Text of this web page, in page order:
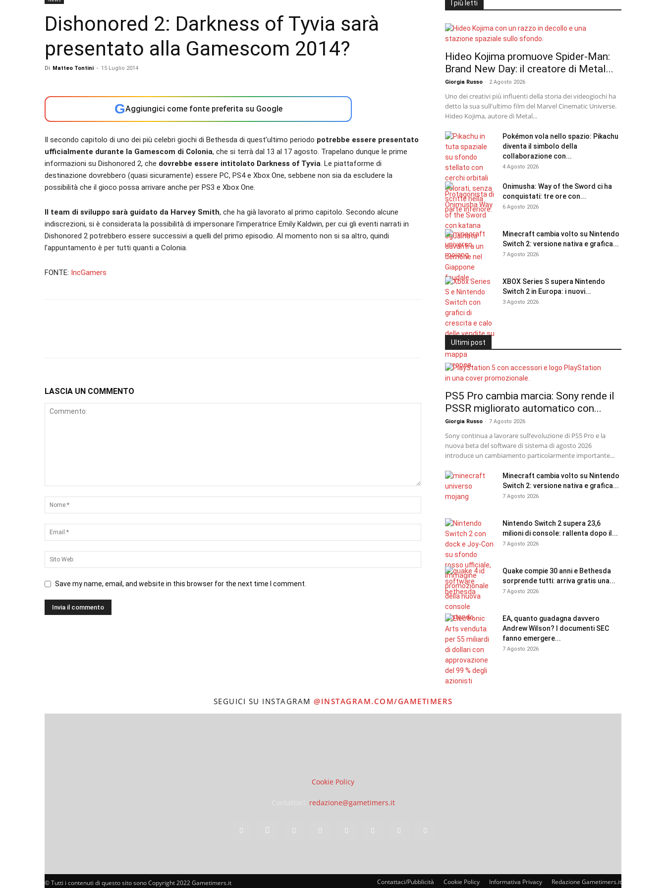
Dishonored 2: Darkness of Tyvia sarà
presentato alla Gamescom 2014?
Di Matteo Tontini - 15 Luglio 2014
GAggiungici come fonte preferita su Google
Il secondo capitolo di uno dei più celebri giochi di Bethesda di quest’ultimo periodo potrebbe essere presentato
ufficialmente durante la Gamescom di Colonia, che si terrà dal 13 al 17 agosto. Trapelano dunque le prime
informazioni su Dishonored 2, che dovrebbe essere intitolato Darkness of Tyvia. Le piattaforme di
destinazione dovrebbero (quasi sicuramente) essere PC, PS4 e Xbox One, sebbene non sia da escludere la
possibilità che il gioco possa arrivare anche per PS3 e Xbox One.
Il team di sviluppo sarà guidato da Harvey Smith, che ha già lavorato al primo capitolo. Secondo alcune
indiscrezioni, si è considerata la possibilità di impersonare l’imperatrice Emily Kaldwin, per cui gli eventi narrati in
Dishonored 2 potrebbero essere successivi a quelli del primo episodio. Al momento non si sa altro, quindi
l’appuntamento è per tutti quanti a Colonia.
FONTE: IncGamers
LASCIA UN COMMENTO
Save my name, email, and website in this browser for the next time I comment.
I più letti
Hideo Kojima promuove Spider-Man:
Brand New Day: il creatore di Metal...
Giorgia Russo - 2 Agosto 2026
Uno dei creativi più influenti della storia dei videogiochi ha
detto la sua sull'ultimo film del Marvel Cinematic Universe.
Hideo Kojima, autore di Metal...
Pokémon vola nello spazio: Pikachu
diventa il simbolo della
collaborazione con...
4 Agosto 2026
Onimusha: Way of the Sword ci ha
conquistati: tre ore con...
6 Agosto 2026
Minecraft cambia volto su Nintendo
Switch 2: versione nativa e grafica...
7 Agosto 2026
XBOX Series S supera Nintendo
Switch 2 in Europa: i nuovi...
3 Agosto 2026
Ultimi post
PS5 Pro cambia marcia: Sony rende il
PSSR migliorato automatico con...
Giorgia Russo - 7 Agosto 2026
Sony continua a lavorare sull’evoluzione di PS5 Pro e la
nuova beta del software di sistema di agosto 2026
introduce un cambiamento particolarmente importante...
Minecraft cambia volto su Nintendo
Switch 2: versione nativa e grafica...
7 Agosto 2026
Nintendo Switch 2 supera 23,6
milioni di console: rallenta dopo il...
7 Agosto 2026
Quake compie 30 anni e Bethesda
sorprende tutti: arriva gratis una...
7 Agosto 2026
EA, quanto guadagna davvero
Andrew Wilson? I documenti SEC
fanno emergere...
7 Agosto 2026
SEGUICI SU INSTAGRAM @INSTAGRAM.COM/GAMETIMERS
Cookie Policy
redazione@gametimers.it
Contattaci/Pubblicità Cookie Policy Informativa Privacy Redazione Gametimers.it
© Tutti i contenuti di questo sito sono Copyright 2022 Gametimers.it